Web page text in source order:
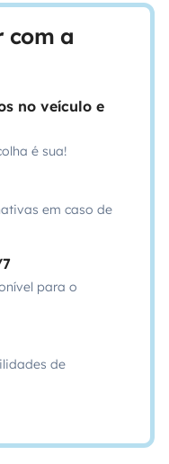
com a
no veículo e
é sua!
em caso de
para o
de